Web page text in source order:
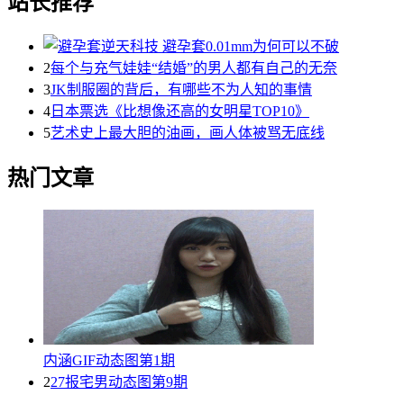
2每个与充气娃娃“结婚”的男人都有自己的无奈
3JK制服圈的背后，有哪些不为人知的事情
4 日本票选《比想像还高的女明星TOP10》
5艺术史上最大胆的油画，画人体被骂无底线
热门文章
内涵GIF动态图第1期
227报宅男动态图第9期